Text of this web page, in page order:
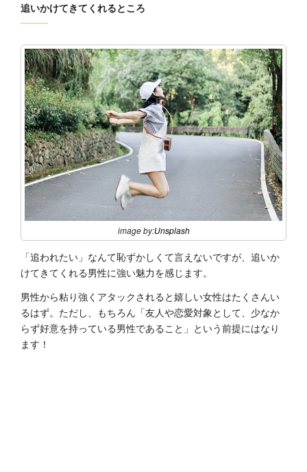
追いかけてきてくれるところ
image by:Unsplash
「追われたい」なんて恥ずかしくて言えないですが、追いか
けてきてくれる男性に強い魅力を感じます。
男性から粘り強くアタックされると嬉しい女性はたくさんい
るはず。ただし、もちろん「友人や恋愛対象として、少なか
らず好意を持っている男性であること」という前提にはなり
ます！